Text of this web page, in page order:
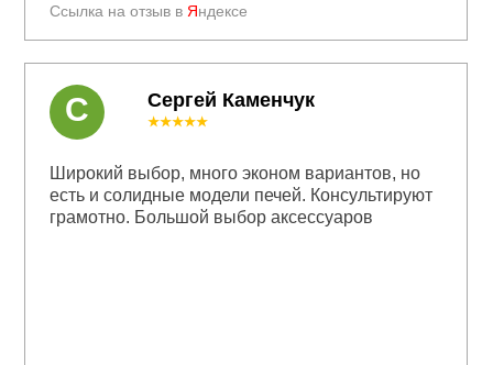
Ссылка на отзыв в Яндексе
Сергей Каменчук
★★★★★
Широкий выбор, много эконом вариантов, но
есть и солидные модели печей. Консультируют
грамотно. Большой выбор аксессуаров
С